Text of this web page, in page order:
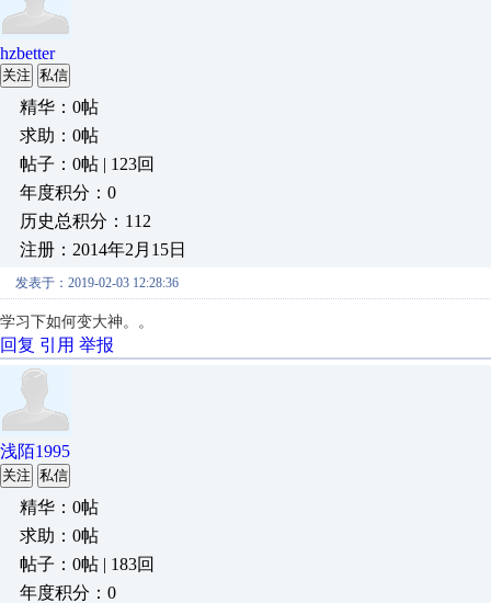
hzbetter
关注 私信
精华：0帖
求助：0帖
帖子：0帖 | 123回
年度积分：0
历史总积分：112
注册：2014年2月15日
发表于：2019-02-03 12:28:36
学习下如何变大神。。
回复 引用 举报
浅陌1995
关注 私信
精华：0帖
求助：0帖
帖子：0帖 | 183回
年度积分：0